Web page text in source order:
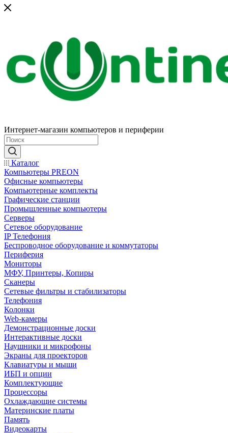
Интернет-магазин компьютеров и периферии
Каталог
Компьютеры PREON
Офисные компьютеры
Компьютерные комплекты
Графические станции
Промышленные компьютеры
Серверы
Сетевое оборудование
IP Телефония
Беспроводное оборудование и коммутаторы
Периферия
Мониторы
МФУ, Принтеры, Копиры
Сканеры
Сетевые фильтры и стабилизаторы
Телефония
Колонки
Web-камеры
Демонстрационные доски
Интерактивные доски
Наушники и микрофоны
Экраны для проекторов
Клавиатуры и мыши
ИБП и опции
Комплектующие
Процессоры
Охлаждающие системы
Материнские платы
Память
Видеокарты